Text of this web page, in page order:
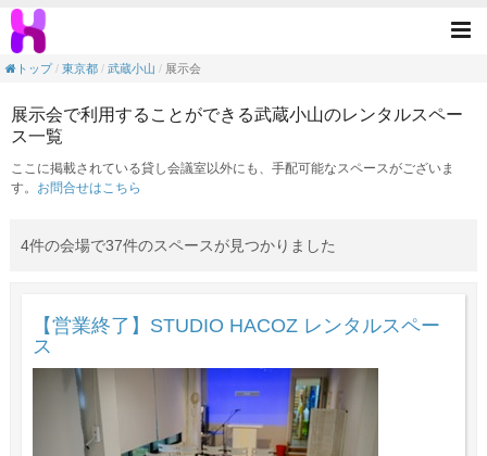
展示会の目的で利用できる武蔵小山駅のレ
トップ
東京都 武蔵小山 展示会
展示会で利用することができる武蔵小山のレンタルスペー
ス一覧
ここに掲載されている貸し会議室以外にも、手配可能なスペースがございま
す。 お問合せはこちら
4件の会場で37件のスペースが見つかりました
【営業終了】STUDIO HACOZ レンタルスペー
ス